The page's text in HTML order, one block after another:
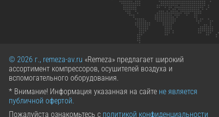
© 2026 г., remeza-av.ru «Remeza» предлагает широкий
ассортимент компрессоров, осушителей воздуха и
вспомогательного оборудования.
* Внимание! Информация указанная на сайте не является
публичной офертой.
Пожалуйста ознакомьтесь с политикой конфиденциальности